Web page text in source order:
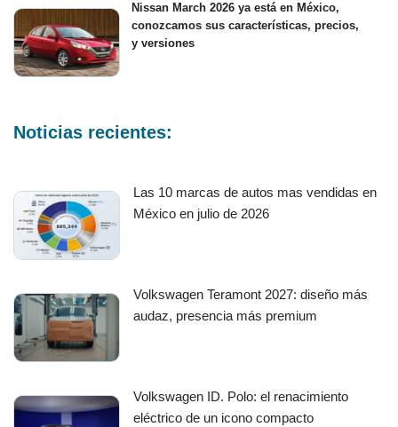
Nissan March 2026 ya está en México,
conozcamos sus características, precios,
y versiones
Noticias recientes:
Las 10 marcas de autos mas vendidas en
México en julio de 2026
Volkswagen Teramont 2027: diseño más
audaz, presencia más premium
Volkswagen ID. Polo: el renacimiento
eléctrico de un icono compacto